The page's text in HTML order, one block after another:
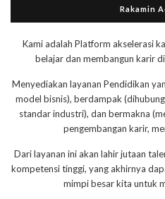
Rakamin
Kami adalah Platform akselerasi
belajar dan membangun karir
Menyediakan layanan Pendidikan
model bisnis), berdampak
standar industri), dan bermakna
pengembangan karir,
Dari layanan ini akan lahir jutaan
kompetensi tinggi, yang akhirnya
mimpi besar kita untuk